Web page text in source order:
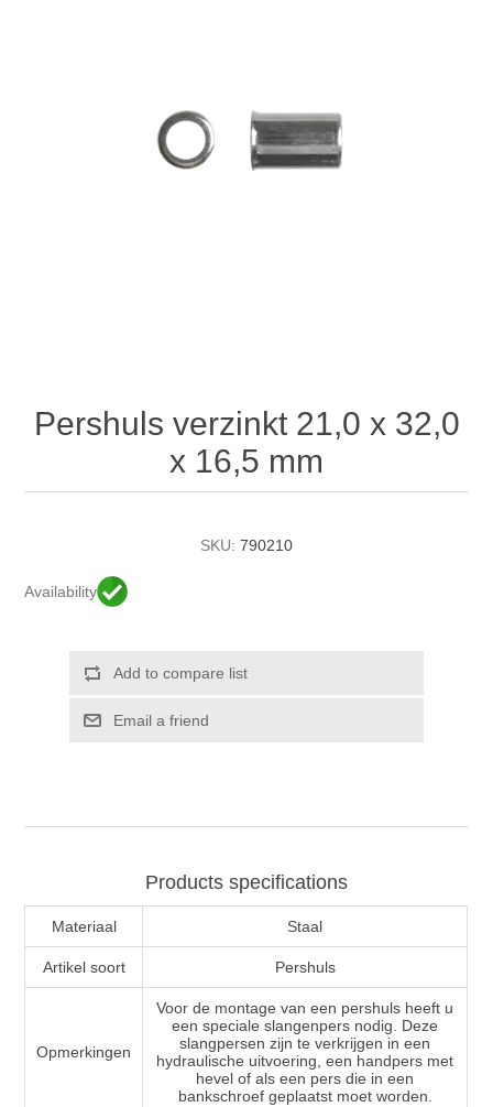
Pershuls verzinkt 21,0 x 32,0
x 16,5 mm
SKU: 790210
Availability
Products specifications
Materiaal Staal
Artikel soort Pershuls
Opmerkingen
Voor de montage van een pershuls heeft u
een speciale slangenpers nodig. Deze
slangpersen zijn te verkrijgen in een
hydraulische uitvoering, een handpers met
hevel of als een pers die in een
bankschroef geplaatst moet worden.